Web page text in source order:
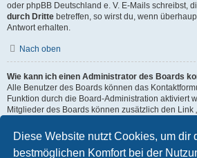
Diese Website nutzt Cookies, um dir
bestmöglichen Komfort bei der
oder phpBB Deutschland e. V. E-Mails schreibst,
durch Dritte betreffen, so wirst du, wenn
Antwort erhalten.
Nach oben
Wie kann ich einen Administrator des Boards
Alle Benutzer des Boards können das
Funktion durch die Board-Administration aktiviert
Mitglieder des Boards können zusätzlich den Link
Nach oben